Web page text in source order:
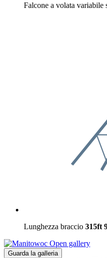
Falcone a volata variabile
Lunghezza braccio 315ft
Open gallery
Guarda la galleria